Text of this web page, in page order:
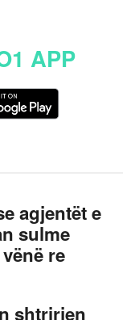
APP
agjentët e
sulme
re
shtrirjen